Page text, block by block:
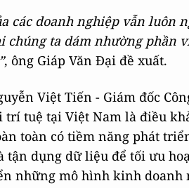
các doanh nghiệp vẫn
chúng ta dám nhường phần
, ông Giáp Văn Đại đề xuất.
Việt Tiến - Giám đốc
tuệ tại Việt Nam là điều
toàn có tiềm năng phát
tận dụng dữ liệu để tối ưu
những mô hình kinh doanh